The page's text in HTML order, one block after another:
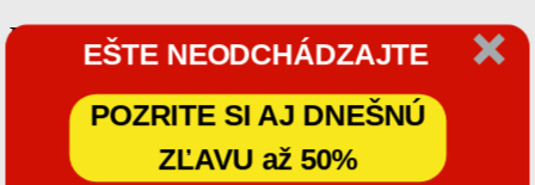
Najnovšie články
História
Geopatogénne zóny a ich vplyv na deti
Sťahovanie sa do nového bývania? Nezabudnite na
Geopatogénne Zóny
EŠTE NEODCHÁDZAJTE
POZRITE SI AJ DNEŠNÚ
ZĽAVU až 50%